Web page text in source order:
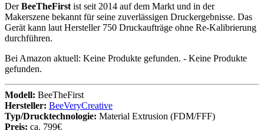
DerBeeTheFirst ist seit 2014 auf dem Markt und in der
Makerszene bekannt für seine zuverlässigen Druckergebnisse. Das
Gerät kann laut Hersteller 750 Druckaufträge ohne Re-Kalibrierung
durchführen.
Bei Amazon aktuell: Keine Produkte gefunden. - Keine Produkte
gefunden.
Modell: BeeTheFirst
Hersteller: BeeVeryCreative
Typ/Drucktechnologie: Material Extrusion (FDM/FFF)
Preis: ca. 799€